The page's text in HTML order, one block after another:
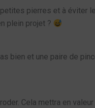
pierres et à éviter
plein projet ?
bien et une paire de
Cela mettra en